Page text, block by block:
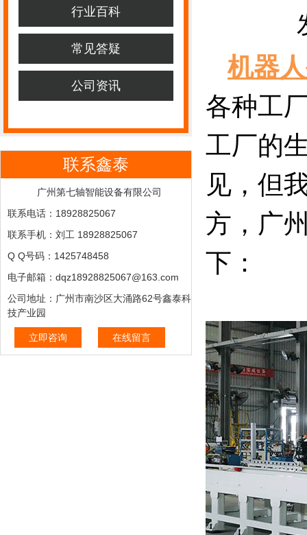
行业百科
常见答疑
公司资讯
联系鑫泰
广州第七轴智能设备有限公司
联系电话：18928825067
联系手机：刘工 18928825067
Q Q号码：1425748458
电子邮箱：dqz18928825067@163.com
公司地址：广州市南沙区大涌路62号鑫泰科
技产业园
立即咨询 在线留言
机器人
各种工
工厂的
见，但
方，广
下：